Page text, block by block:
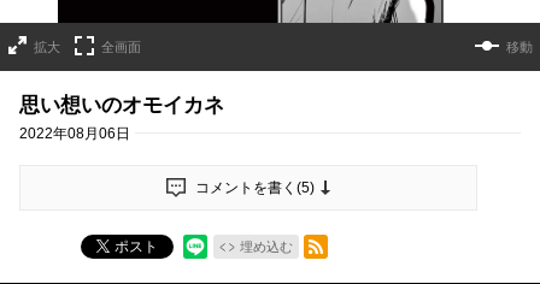
拡大 全画面 移動
思い想いのオモイカネ
2022年08月06日
コメントを書く(5)
ポスト 埋め込む
RSSフィード